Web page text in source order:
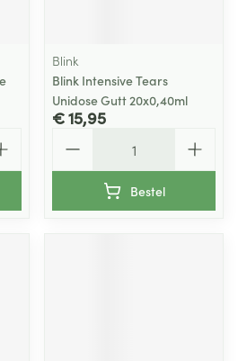
Blink
Blink Intensive Tears
Unidose Gutt 20x0,40ml
€ 15,95
Bestel